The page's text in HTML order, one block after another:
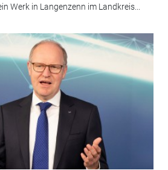
Werk in Langenzenn im Landkreis...